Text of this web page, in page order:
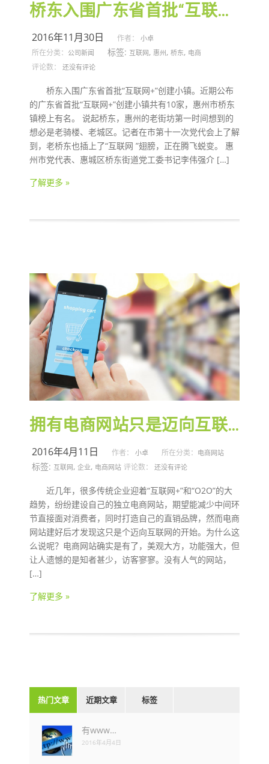
桥东入围广东省首批“互联网+”创建小镇
2016年11月30日 作者： 小卓
所在分类： 公司新闻 标签: 互联网, 惠州, 桥东, 电商
评论数： 还没有评论
桥东入围广东省首批“互联网+”创建小镇。近期公布
的广东省首批“互联网+”创建小镇共有10家，惠州市桥东
镇榜上有名。 说起桥东，惠州的老街坊第一时间想到的
想必是老骑楼、老城区。记者在市第十一次党代会上了解
到，老桥东也插上了“互联网 ”翅膀，正在腾飞蜕变。 惠
州市党代表、惠城区桥东街道党工委书记李伟强介 […]
了解更多 »
拥有电商网站只是迈向互联网的开始
2016年4月11日 作者： 小卓 所在分类： 电商网站
标签: 互联网, 企业, 电商网站 评论数： 还没有评论
近几年，很多传统企业迎着“互联网+”和“O2O”的大
趋势，纷纷建设自己的独立电商网站，期望能减少中间环
节直接面对消费者，同时打造自己的直销品牌，然而电商
网站建好后才发现这只是个迈向互联网的开始。为什么这
么说呢？电商网站确实是有了，美观大方，功能强大，但
让人遗憾的是知者甚少，访客寥寥。没有人气的网站，
[…]
了解更多 »
热门文章 近期文章 标签
有www…
2016年4月4日